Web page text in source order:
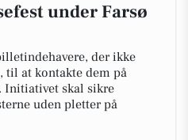
under Farsø
der ikke
til at kontakte dem på
Initiativet skal sikre
uden pletter på